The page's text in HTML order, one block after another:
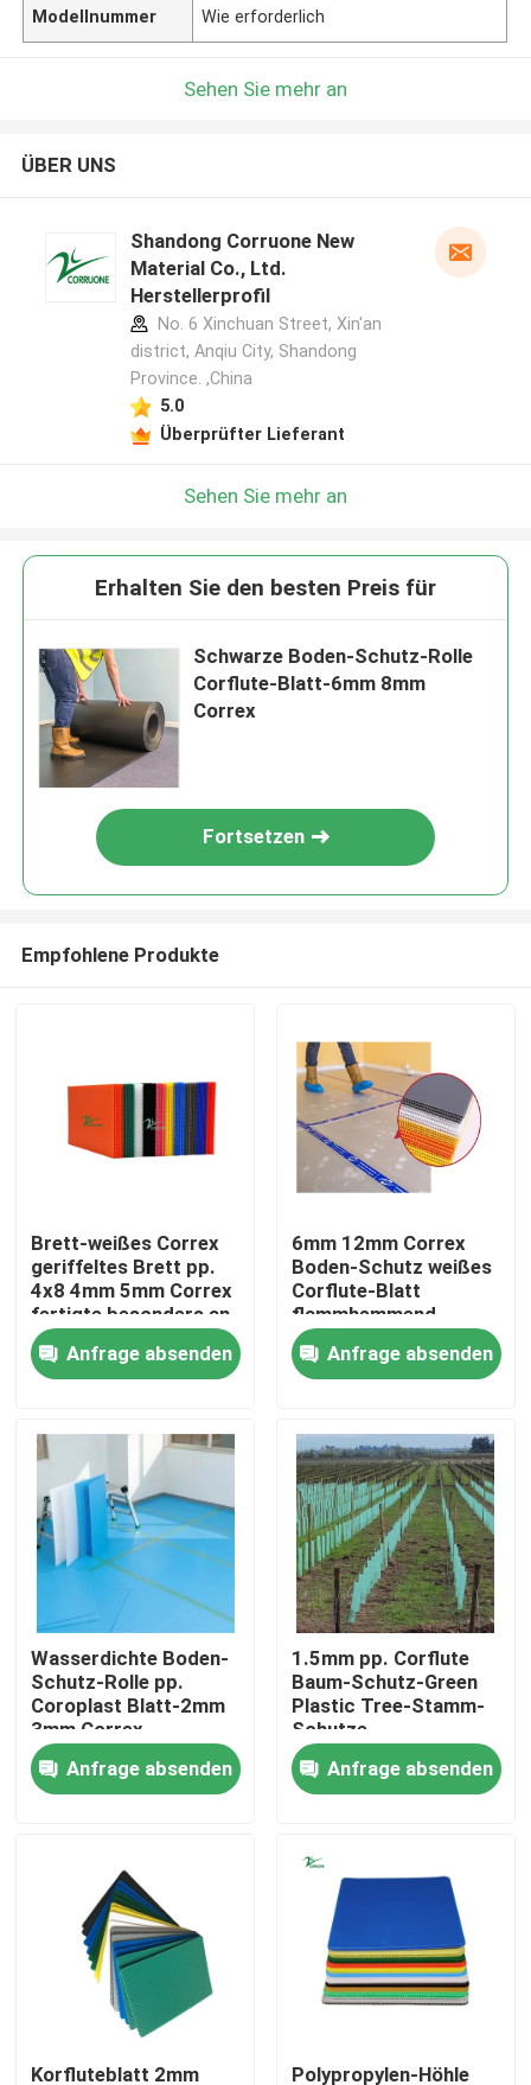
Produkte
Videos
Über uns
Werksbesichtigung
Qualitätskontrolle
Gewölbte Gemüsekästen
Frucht-gewölbte Kästen
Gewölbter Plastikbaum-Schutz
Modellnummer Wie erforderlich
Sehen Sie mehr an
ÜBER UNS
Shandong Corruone New
Material Co., Ltd.
Herstellerprofil
No. 6 Xinchuan Street, Xin'an
district, Anqiu City, Shandong
Province. ,China
5.0
Überprüfter Lieferant
Sehen Sie mehr an
Erhalten Sie den besten Preis für
Schwarze Boden-Schutz-Rolle
Corflute-Blatt-6mm 8mm
Correx
Fortsetzen
Empfohlene Produkte
Brett-weißes Correx
geriffeltes Brett pp.
4x8 4mm 5mm Correx
fertigte besonders an
Anfrage absenden
6mm 12mm Correx
Boden-Schutz weißes
Corflute-Blatt
flammhemmend
Anfrage absenden
Wasserdichte Boden-
Schutz-Rolle pp.
Coroplast Blatt-2mm
3mm Correx
Anfrage absenden
1.5mm pp. Corflute
Baum-Schutz-Green
Plastic Tree-Stamm-
Schutze
Anfrage absenden
Korfluteblatt 2mm Polypropylen-Höhle